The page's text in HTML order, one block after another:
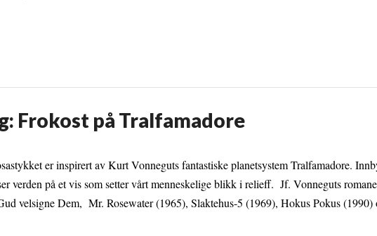
Frokost på Tralfamadore
er inspirert av Kurt Vonneguts fantastiske planetsystem Tralfamadore.
verden på et vis som setter vårt menneskelige blikk i relieff. Jf. Vonneguts
velsigne Dem, Mr. Rosewater (1965), Slaktehus-5 (1969), Hokus Pokus